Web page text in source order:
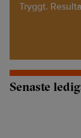
Tryggt.
Senaste